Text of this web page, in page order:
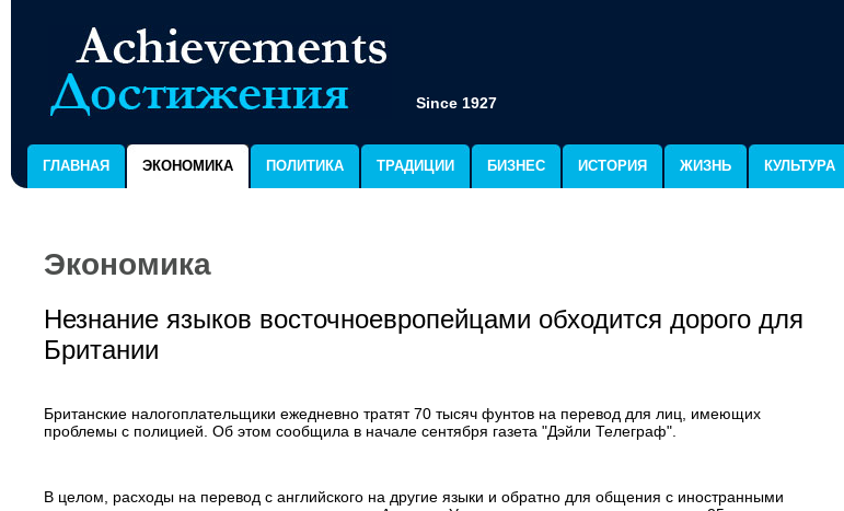
Since 1927
ГЛАВНАЯ ЭКОНОМИКА ПОЛИТИКА ТРАДИЦИИ БИЗНЕС ИСТОРИЯ ЖИЗНЬ КУЛЬТУРА
Экономика
Незнание языков восточноевропейцами обходится дорого для
Британии
Британские налогоплательщики ежедневно тратят 70 тысяч фунтов на перевод для лиц, имеющих
проблемы с полицией. Об этом сообщила в начале сентября газета "Дэйли Телеграф".
В целом, расходы на перевод с английского на другие языки и обратно для общения с иностранными